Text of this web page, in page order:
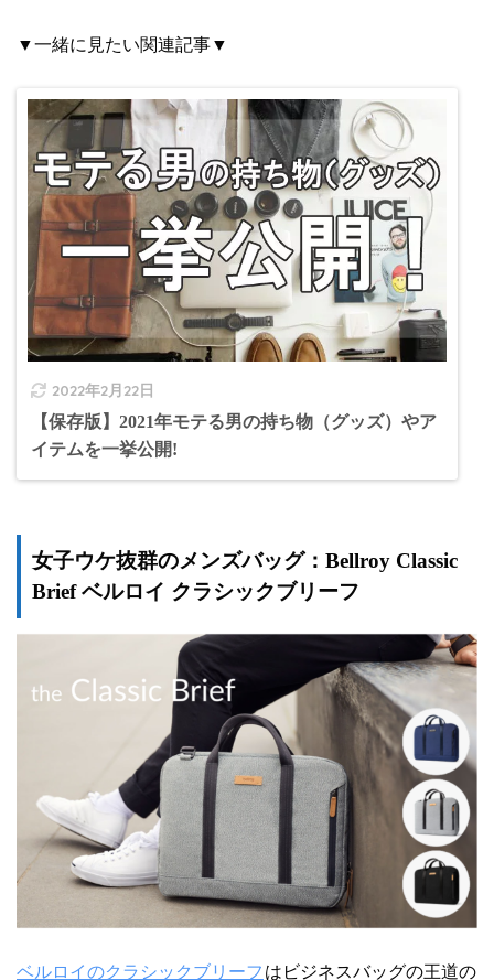
▼一緒に見たい関連記事▼
2022年2月22日
【保存版】2021年モテる男の持ち物（グッズ）やア
イテムを一挙公開!
女子ウケ抜群のメンズバッグ：Bellroy Classic
Brief ベルロイ クラシックブリーフ
ベルロイのクラシックブリーフ はビジネスバッグの王道の